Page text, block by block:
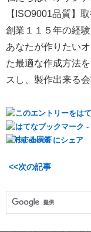
【ISO9001品質】
創業１１５年の経
あなたが作りたい
た最適な作成方法
スし、製作出来る会
次の記事